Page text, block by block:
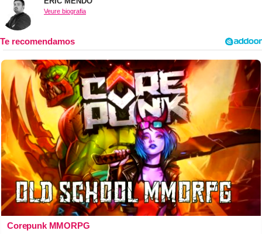
Veure biografia
Corepunk MMORPG